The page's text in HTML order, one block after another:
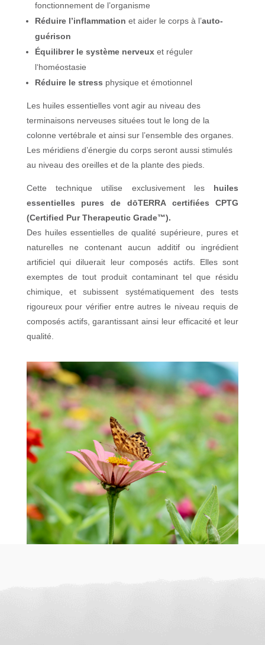
fonctionnement de l’organisme
Réduire l’inflammation et aider le corps à l’auto-
guérison
Équilibrer le système nerveuxet réguler
l‘homéostasie
Réduire le stress physique et émotionnel
Les huiles essentielles vont agir au niveau des
terminaisons nerveuses situées tout le long de la
colonne vertébrale et ainsi sur l’ensemble des organes.
Les méridiens d’énergie du corps seront aussi stimulés
au niveau des oreilles et de la plante des pieds.
Cette technique utilise exclusivement les
huiles
essentielles pures de dōTERRA certifiées CPTG
(Certified Pur Therapeutic Grade™).
Des huiles essentielles de qualité supérieure, pures et
naturelles ne contenant aucun additif ou ingrédient
artificiel qui diluerait leur composés actifs. Elles sont
exemptes de tout produit contaminant tel que résidu
chimique, et subissent systématiquement des tests
rigoureux pour vérifier entre autres le niveau requis de
composés actifs,garantissant ainsi leur efficacité et leur
qualité.